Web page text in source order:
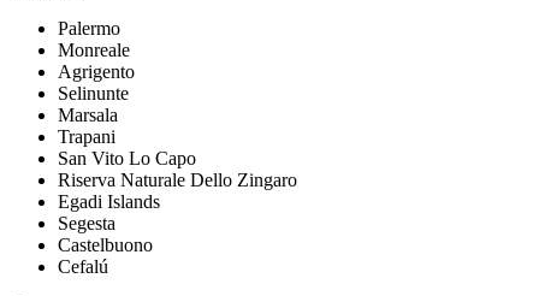
Palermo
Monreale
Agrigento
Selinunte
Marsala
Trapani
San Vito Lo Capo
Riserva Naturale Dello Zingaro
Egadi Islands
Segesta
Castelbuono
Cefalú